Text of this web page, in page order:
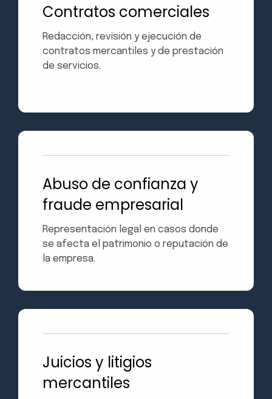
Contratos comerciales
Redacción, revisión y ejecución de
contratos mercantiles y de prestación
de servicios.
Abuso de confianza y
fraude empresarial
Representación legal en casos donde
se afecta el patrimonio o reputación de
la empresa.
Juicios y litigios
mercantiles